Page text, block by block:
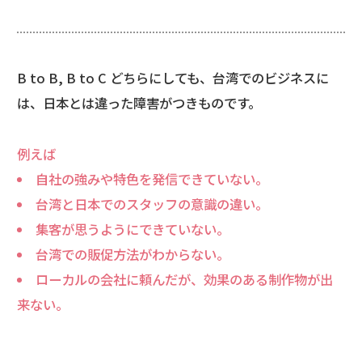
B to B, B to C どちらにしても、台湾でのビジネスに
は、日本とは違った障害がつきものです。
例えば
自社の強みや特色を発信できていない。
台湾と日本でのスタッフの意識の違い。
集客が思うようにできていない。
台湾での販促方法がわからない。
ローカルの会社に頼んだが、効果のある制作物が出
来ない。